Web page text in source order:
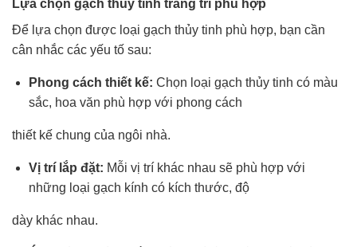
Lựa chọn gạch thủy tinh trang trí phù hợp
Để lựa chọn được loại gạch thủy tinh phù hợp, bạn cần
cân nhắc các yếu tố sau:
Phong cách thiết kế: Chọn loại gạch thủy tinh có màu
sắc, hoa văn phù hợp với phong cách
thiết kế chung của ngôi nhà.
Vị trí lắp đặt: Mỗi vị trí khác nhau sẽ phù hợp với
những loại gạch kính có kích thước, độ
dày khác nhau.